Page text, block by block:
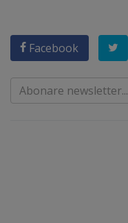
Facebook